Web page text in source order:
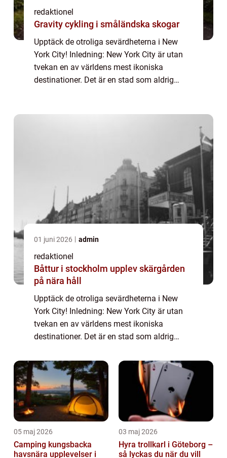
redaktionel
Gravity cykling i småländska skogar
Upptäck de otroliga sevärdheterna i New
York City! Inledning: New York City är utan
tvekan en av världens mest ikoniska
destinationer. Det är en stad som aldrig
01 juni 2026 admin
redaktionel
Båttur i stockholm upplev skärgården
på nära håll
Upptäck de otroliga sevärdheterna i New
York City! Inledning: New York City är utan
tvekan en av världens mest ikoniska
destinationer. Det är en stad som aldrig
Med en överflöd av sevärdheter att utforska
...
05 maj 2026
Camping kungsbacka
havsnära upplevelser i
03 maj 2026
Hyra trollkarl i Göteborg –
så lyckas du när du vill